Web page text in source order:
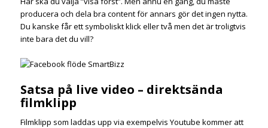
producera och dela bra content för annars gör det ingen nytta.
Du kanske får ett symboliskt klick eller två men det är troligtvis
inte bara det du vill?
Satsa på live video – direktsända
filmklipp
Filmklipp som laddas upp via exempelvis Youtube kommer att